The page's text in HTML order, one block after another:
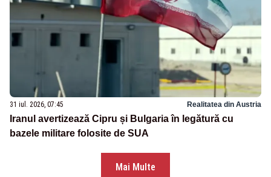
31 iul. 2026, 07:45 Realitatea din Austria
Iranul avertizează Cipru și Bulgaria în legătură cu
bazele militare folosite de SUA
Mai Multe